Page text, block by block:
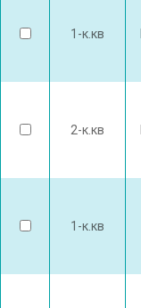
1-к.кв
2-к.кв
1-к.кв